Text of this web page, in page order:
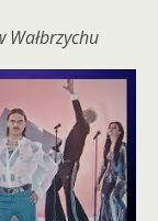
Wałbrzychu